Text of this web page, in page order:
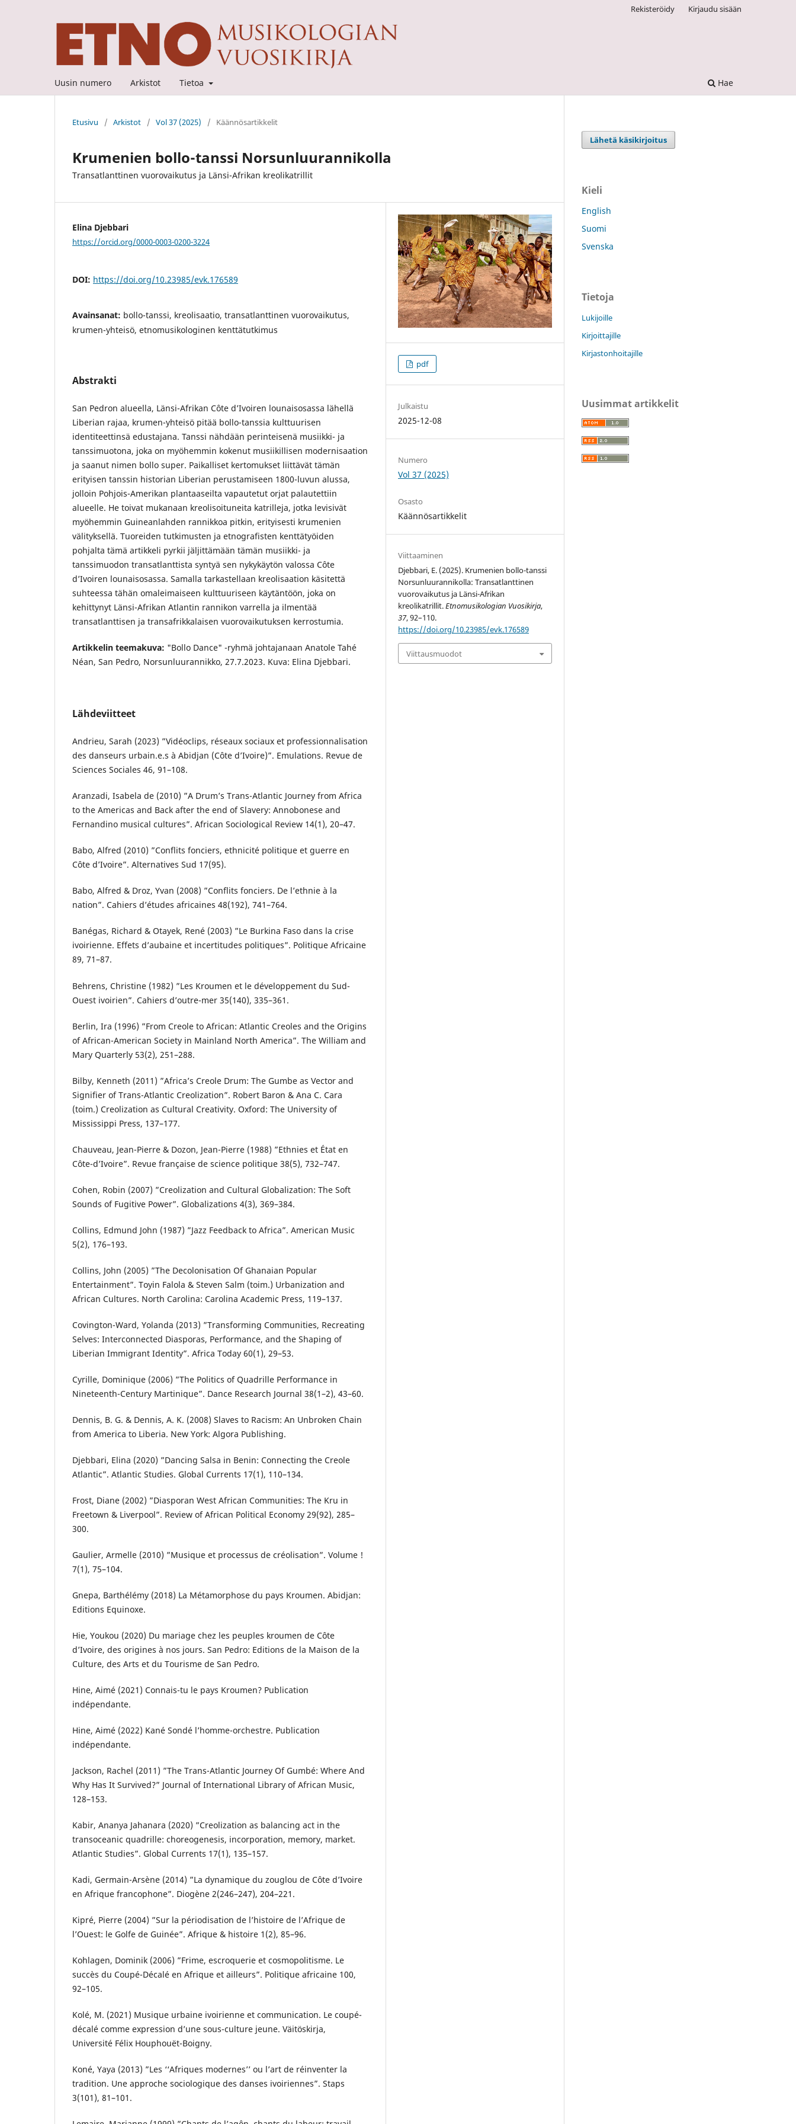
Uusin numero Arkistot Tietoa Hae
Rekisteröidy Kirjaudu sisään
Etusivu / Arkistot / Vol 37 (2025) / Käännösartikkelit
Krumenien bollo-tanssi Norsunluurannikolla
Transatlanttinen vuorovaikutus ja Länsi-Afrikan kreolikatrillit
Elina Djebbari
https://orcid.org/0000-0003-0200-3224
DOI: https://doi.org/10.23985/evk.176589
Avainsanat: bollo-tanssi, kreolisaatio, transatlanttinen vuorovaikutus,
krumen-yhteisö, etnomusikologinen kenttätutkimus
Abstrakti
San Pedron alueella, Länsi-Afrikan Côte d’Ivoiren lounaisosassa lähellä
Liberian rajaa, krumen-yhteisö pitää bollo-tanssia kulttuurisen
identiteettinsä edustajana. Tanssi nähdään perinteisenä musiikki- ja
tanssimuotona, joka on myöhemmin kokenut musiikillisen modernisaation
ja saanut nimen bollo super. Paikalliset kertomukset liittävät tämän
erityisen tanssin historian Liberian perustamiseen 1800-luvun alussa,
jolloin Pohjois-Amerikan plantaaseilta vapautetut orjat palautettiin
alueelle. He toivat mukanaan kreolisoituneita katrilleja, jotka levisivät
myöhemmin Guineanlahden rannikkoa pitkin, erityisesti krumenien
välityksellä. Tuoreiden tutkimusten ja etnografisten kenttätyöiden
pohjalta tämä artikkeli pyrkii jäljittämään tämän musiikki- ja
tanssimuodon transatlanttista syntyä sen nykykäytön valossa Côte
d’Ivoiren lounaisosassa. Samalla tarkastellaan kreolisaation käsitettä
suhteessa tähän omaleimaiseen kulttuuriseen käytäntöön, joka on
kehittynyt Länsi-Afrikan Atlantin rannikon varrella ja ilmentää
transatlanttisen ja transafrikkalaisen vuorovaikutuksen kerrostumia.
Artikkelin teemakuva: "Bollo Dance" -ryhmä johtajanaan Anatole Tahé
Néan, San Pedro, Norsunluurannikko, 27.7.2023. Kuva: Elina Djebbari.
Lähdeviitteet
Andrieu, Sarah (2023) ”Vidéoclips, réseaux sociaux et professionnalisation
des danseurs urbain.e.s à Abidjan (Côte d’Ivoire)”. Emulations. Revue de
Sciences Sociales 46, 91–108.
Aranzadi, Isabela de (2010) ”A Drum’s Trans-Atlantic Journey from Africa
to the Americas and Back after the end of Slavery: Annobonese and
Fernandino musical cultures”. African Sociological Review 14(1), 20–47.
Babo, Alfred (2010) ”Conflits fonciers, ethnicité politique et guerre en
Côte d’Ivoire”. Alternatives Sud 17(95).
Babo, Alfred & Droz, Yvan (2008) ”Conflits fonciers. De l’ethnie à la
nation”. Cahiers d’études africaines 48(192), 741–764.
Banégas, Richard & Otayek, René (2003) ”Le Burkina Faso dans la crise
ivoirienne. Effets d’aubaine et incertitudes politiques”. Politique Africaine
89, 71–87.
Behrens, Christine (1982) ”Les Kroumen et le développement du Sud-
Ouest ivoirien”. Cahiers d’outre-mer 35(140), 335–361.
Berlin, Ira (1996) ”From Creole to African: Atlantic Creoles and the Origins
of African-American Society in Mainland North America”. The William and
Mary Quarterly 53(2), 251–288.
Bilby, Kenneth (2011) ”Africa’s Creole Drum: The Gumbe as Vector and
Signifier of Trans-Atlantic Creolization”. Robert Baron & Ana C. Cara
(toim.) Creolization as Cultural Creativity. Oxford: The University of
Mississippi Press, 137–177.
Chauveau, Jean-Pierre & Dozon, Jean-Pierre (1988) ”Ethnies et État en
Côte-d’Ivoire”. Revue française de science politique 38(5), 732–747.
Cohen, Robin (2007) ”Creolization and Cultural Globalization: The Soft
Sounds of Fugitive Power”. Globalizations 4(3), 369–384.
Collins, Edmund John (1987) ”Jazz Feedback to Africa”. American Music
5(2), 176–193.
Collins, John (2005) ”The Decolonisation Of Ghanaian Popular
Entertainment”. Toyin Falola & Steven Salm (toim.) Urbanization and
African Cultures. North Carolina: Carolina Academic Press, 119–137.
Covington-Ward, Yolanda (2013) ”Transforming Communities, Recreating
Selves: Interconnected Diasporas, Performance, and the Shaping of
Liberian Immigrant Identity”. Africa Today 60(1), 29–53.
Cyrille, Dominique (2006) ”The Politics of Quadrille Performance in
Nineteenth-Century Martinique”. Dance Research Journal 38(1–2), 43–60.
Dennis, B. G. & Dennis, A. K. (2008) Slaves to Racism: An Unbroken Chain
from America to Liberia. New York: Algora Publishing.
Djebbari, Elina (2020) ”Dancing Salsa in Benin: Connecting the Creole
Atlantic”. Atlantic Studies. Global Currents 17(1), 110–134.
Frost, Diane (2002) ”Diasporan West African Communities: The Kru in
Freetown & Liverpool”. Review of African Political Economy 29(92), 285–
300.
Gaulier, Armelle (2010) ”Musique et processus de créolisation”. Volume !
7(1), 75–104.
Gnepa, Barthélémy (2018) La Métamorphose du pays Kroumen. Abidjan:
Editions Equinoxe.
Hie, Youkou (2020) Du mariage chez les peuples kroumen de Côte
d’Ivoire, des origines à nos jours. San Pedro: Editions de la Maison de la
Culture, des Arts et du Tourisme de San Pedro.
Hine, Aimé (2021) Connais-tu le pays Kroumen? Publication
indépendante.
Hine, Aimé (2022) Kané Sondé l’homme-orchestre. Publication
indépendante.
Jackson, Rachel (2011) ”The Trans-Atlantic Journey Of Gumbé: Where And
Why Has It Survived?” Journal of International Library of African Music,
128–153.
Kabir, Ananya Jahanara (2020) ”Creolization as balancing act in the
transoceanic quadrille: choreogenesis, incorporation, memory, market.
Atlantic Studies”. Global Currents 17(1), 135–157.
Kadi, Germain-Arsène (2014) ”La dynamique du zouglou de Côte d’Ivoire
en Afrique francophone”. Diogène 2(246–247), 204–221.
Kipré, Pierre (2004) ”Sur la périodisation de l’histoire de l’Afrique de
l’Ouest: le Golfe de Guinée”. Afrique & histoire 1(2), 85–96.
Kohlagen, Dominik (2006) ”Frime, escroquerie et cosmopolitisme. Le
succès du Coupé-Décalé en Afrique et ailleurs”. Politique africaine 100,
92–105.
Kolé, M. (2021) Musique urbaine ivoirienne et communication. Le coupé-
décalé comme expression d’une sous-culture jeune. Väitöskirja,
Université Félix Houphouët-Boigny.
Koné, Yaya (2013) ”Les ‘‘Afriques modernes’’ ou l’art de réinventer la
tradition. Une approche sociologique des danses ivoiriennes”. Staps
3(101), 81–101.
pdf
Julkaistu
2025-12-08
Numero
Vol 37 (2025)
Osasto
Käännösartikkelit
Viittaaminen
Djebbari, E. (2025). Krumenien bollo-tanssi
Norsunluurannikolla: Transatlanttinen
vuorovaikutus ja Länsi-Afrikan
kreolikatrillit.Etnomusikologian Vuosikirja,
37, 92–110.
https://doi.org/10.23985/evk.176589
Viittausmuodot
Lähetä käsikirjoitus
Kieli
English
Suomi
Svenska
Tietoja
Lukijoille
Kirjoittajille
Kirjastonhoitajille
Uusimmat artikkelit